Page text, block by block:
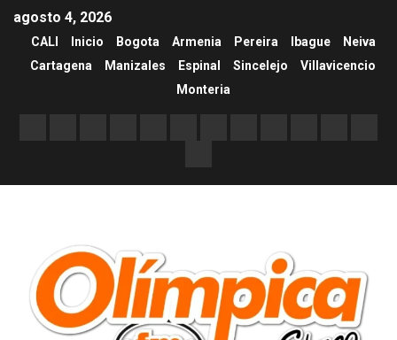
agosto 4, 2026
CALI Inicio Bogota Armenia Pereira Ibague
Neiva
Cartagena
Manizales Espinal Sincelejo
Villavicencio
Monteria